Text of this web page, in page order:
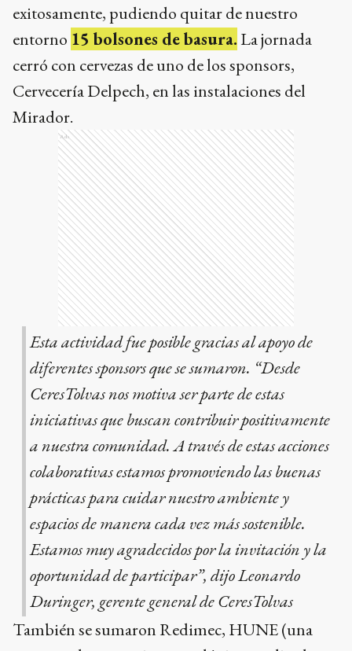
exitosamente, pudiendo quitar de nuestro
entorno 15 bolsones de basura. La jornada
cerró con cervezas de uno de los sponsors,
Cervecería Delpech, en las instalaciones del
Mirador.
Ads
Esta actividad fue posible gracias al apoyo de
diferentes sponsors que se sumaron. “Desde
CeresTolvas nos motiva ser parte de estas
iniciativas que buscan contribuir positivamente
a nuestra comunidad. A través de estas acciones
colaborativas estamos promoviendo las buenas
prácticas para cuidar nuestro ambiente y
espacios de manera cada vez más sostenible.
Estamos muy agradecidos por la invitación y la
oportunidad de participar”, dijo Leonardo
Duringer, gerente general de CeresTolvas
También se sumaron Redimec, HUNE (una